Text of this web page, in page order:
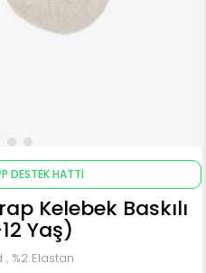
DESTEK HATTI
Kelebek Baskılı
Yaş)
%2 Elastan